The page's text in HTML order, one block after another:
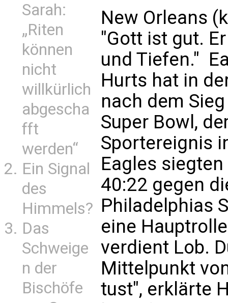
Sarah:
„Riten
können
nicht
willkürlich
abgescha
fft
werden“
Ein Signal
des
Himmels?
Das
Schweige
n der
Bischöfe
New Orleans
"Gott ist gut.
und Tiefen."
Hurts hat in
nach dem
Super Bowl,
Sportereignis
Eagles
40:22 gegen
Philadelphias
eine
verdient Lob.
Mittelpunkt
tust", erklärte